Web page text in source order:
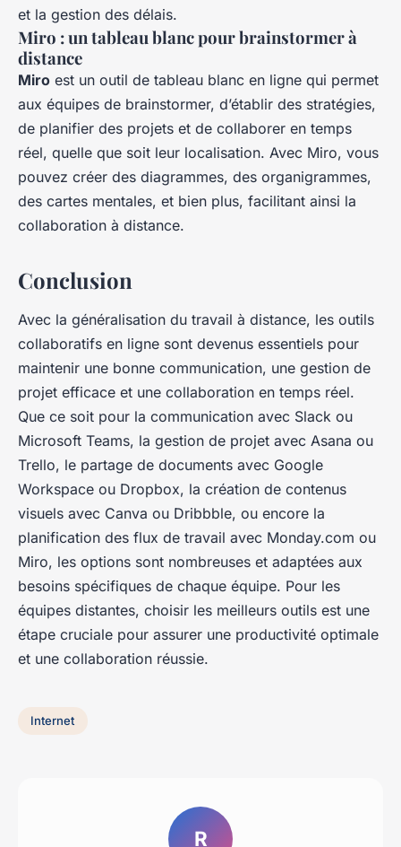
et la gestion des délais.
Miro : un tableau blanc pour brainstormer à
distance
Miro est un outil de tableau blanc en ligne qui permet
aux équipes de brainstormer, d’établir des stratégies,
de planifier des projets et de collaborer en temps
réel, quelle que soit leur localisation. Avec Miro, vous
pouvez créer des diagrammes, des organigrammes,
des cartes mentales, et bien plus, facilitant ainsi la
collaboration à distance.
Conclusion
Avec la généralisation du travail à distance, les outils
collaboratifs en ligne sont devenus essentiels pour
maintenir une bonne communication, une gestion de
projet efficace et une collaboration en temps réel.
Que ce soit pour la communication avec Slack ou
Microsoft Teams, la gestion de projet avec Asana ou
Trello, le partage de documents avec Google
Workspace ou Dropbox, la création de contenus
visuels avec Canva ou Dribbble, ou encore la
planification des flux de travail avec Monday.com ou
Miro, les options sont nombreuses et adaptées aux
besoins spécifiques de chaque équipe. Pour les
équipes distantes, choisir les meilleurs outils est une
étape cruciale pour assurer une productivité optimale
et une collaboration réussie.
Internet
R